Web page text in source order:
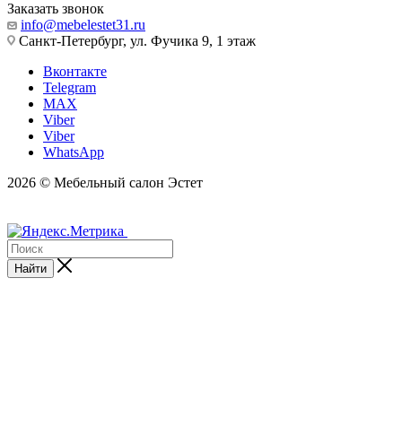
Заказать звонок
info@mebelestet31.ru
Санкт-Петербург, ул. Фучика 9, 1 этаж
Вконтакте
Telegram
MAX
Viber
Viber
WhatsApp
2026 © Мебельный салон Эстет
Найти